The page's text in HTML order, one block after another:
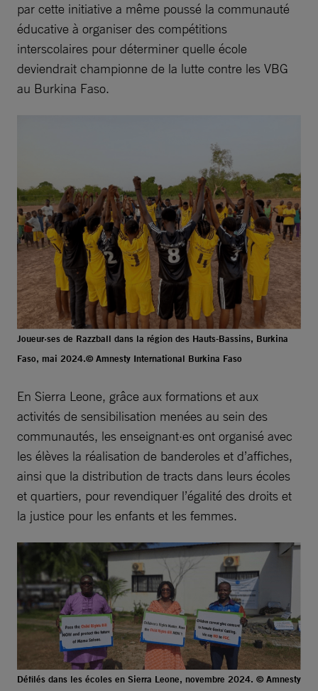
par cette initiative a même poussé la communauté
éducative à organiser des compétitions
interscolaires pour déterminer quelle école
deviendrait championne de la lutte contre les VBG
au Burkina Faso.
Joueur·ses de Razzball dans la région des Hauts-Bassins, Burkina
Faso, mai 2024.© Amnesty International Burkina Faso
En Sierra Leone, grâce aux formations et aux
activités de sensibilisation menées au sein des
communautés, les enseignant·es ont organisé avec
les élèves la réalisation de banderoles et d’affiches,
ainsi que la distribution de tracts dans leurs écoles
et quartiers, pour revendiquer l’égalité des droits et
la justice pour les enfants et les femmes.
Défilés dans les écoles en Sierra Leone, novembre 2024. © Amnesty